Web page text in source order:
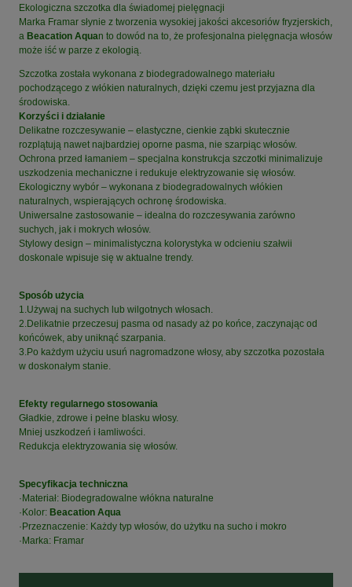
Ekologiczna szczotka dla świadomej pielęgnacji
Marka Framar słynie z tworzenia wysokiej jakości akcesoriów fryzjerskich,
a Beacation Aquan to dowód na to, że profesjonalna pielęgnacja włosów
może iść w parze z ekologią.
Szczotka została wykonana z biodegradowalnego materiału
pochodzącego z włókien naturalnych, dzięki czemu jest przyjazna dla
środowiska.
Korzyści i działanie
Delikatne rozczesywanie – elastyczne, cienkie ząbki skutecznie
rozplątują nawet najbardziej oporne pasma, nie szarpiąc włosów.
Ochrona przed łamaniem – specjalna konstrukcja szczotki minimalizuje
uszkodzenia mechaniczne i redukuje elektryzowanie się włosów.
Ekologiczny wybór – wykonana z biodegradowalnych włókien
naturalnych, wspierających ochronę środowiska.
Uniwersalne zastosowanie – idealna do rozczesywania zarówno
suchych, jak i mokrych włosów.
Stylowy design – minimalistyczna kolorystyka w odcieniu szałwii
doskonale wpisuje się w aktualne trendy.
Sposób użycia
1.Używaj na suchych lub wilgotnych włosach.
2.Delikatnie przeczesuj pasma od nasady aż po końce, zaczynając od
końcówek, aby uniknąć szarpania.
3.Po każdym użyciu usuń nagromadzone włosy, aby szczotka pozostała
w doskonałym stanie.
Efekty regularnego stosowania
Gładkie, zdrowe i pełne blasku włosy.
Mniej uszkodzeń i łamliwości.
Redukcja elektryzowania się włosów.
Specyfikacja techniczna
·Materiał: Biodegradowalne włókna naturalne
·Kolor: Beacation Aqua
·Przeznaczenie: Każdy typ włosów, do użytku na sucho i mokro
·Marka: Framar